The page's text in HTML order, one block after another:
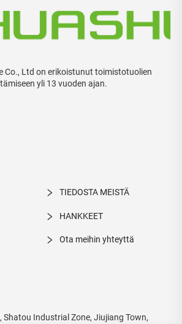
Co., Ltd on erikoistunut toimistotuolien
yli 13 vuoden ajan.
TIEDOSTA MEISTÄ
HANKKEET
Ota meihin yhteyttä
Shatou Industrial Zone, Jiujiang Town,